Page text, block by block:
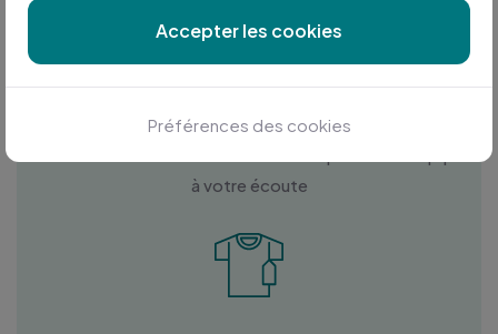
à votre écoute
Accepter les cookies
Préférences des cookies